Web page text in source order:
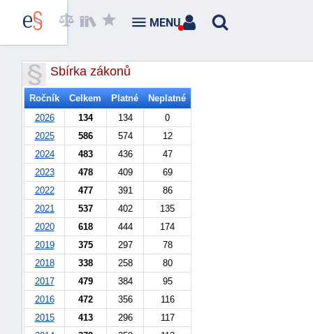
Sbírka zákonů
Ročník Celkem Platné
Neplatné
2026
134 134
0
2025
586 574
12
2024
483 436
47
2023
478 409
69
2022
477 391
86
2021
537 402
135
2020
618 444
174
2019
375 297
78
2018
338 258
80
2017
479 384
95
2016
472 356
116
2015
413 296
117
MENU